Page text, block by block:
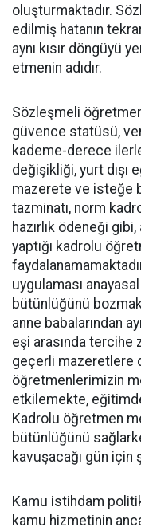
oluşturmaktadır.
edilmiş hatanın
aynı kısır döngüyü
etmenin adıdır.
Sözleşmeli
güvence statüsü,
kademe-derece
değişikliği, yurt dışı
mazerete ve isteğe
tazminatı, norm
hazırlık ödeneği gibi,
yaptığı kadrolu
uygulaması anayasal
bütünlüğünü
anne babalarından
eşi arasında tercihe
geçerli mazeretlere
öğretmenlerimizin
etkilemekte,
Kadrolu öğretmen
bütünlüğünü
kavuşacağı gün için
Kamu istihdam
kamu hizmetinin